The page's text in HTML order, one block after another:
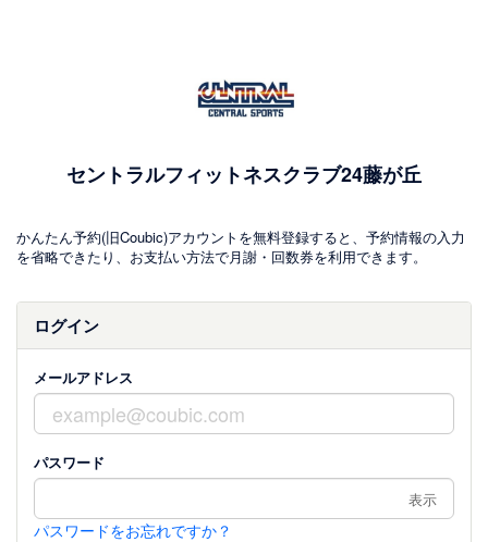
セントラルフィットネスクラブ24藤が丘
かんたん予約(旧Coubic)アカウントを無料登録すると、予約情報の入力
を省略できたり、お支払い方法で月謝・回数券を利用できます。
ログイン
メールアドレス
パスワード
表示
パスワードをお忘れですか？